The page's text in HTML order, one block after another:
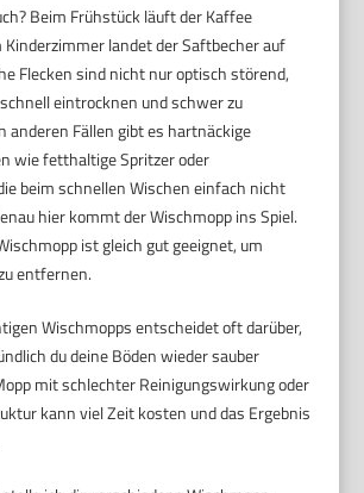
Beim Frühstück läuft der Kaffee
Kinderzimmer landet der Saftbecher auf
Flecken sind nicht nur optisch störend,
eintrocknen und schwer zu
anderen Fällen gibt es hartnäckige
wie fetthaltige Spritzer oder
beim schnellen Wischen einfach nicht
hier kommt der Wischmopp ins Spiel.
ist gleich gut geeignet, um
entfernen.
Wischmopps entscheidet oft darüber,
du deine Böden wieder sauber
mit schlechter Reinigungswirkung oder
kann viel Zeit kosten und das Ergebnis